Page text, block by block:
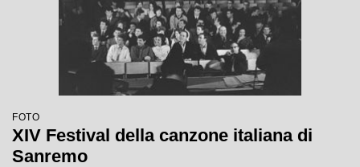
FOTO
XIV Festival della canzone italiana di
Sanremo